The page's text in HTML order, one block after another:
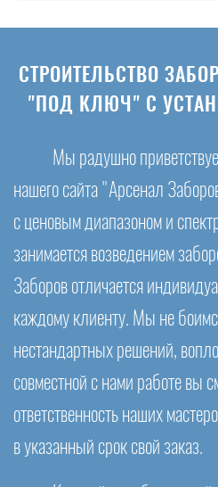
СТРОИТЕЛЬСТВО
"ПОД КЛЮЧ" С
Мы радушно
нашего сайта "Арсенал
с ценовым диапазоном и
занимается возведением
Заборов отличается
каждому клиенту. Мы не
нестандартных решений,
совместной с нами работе вы
ответственность наших
в указанный срок свой заказ.